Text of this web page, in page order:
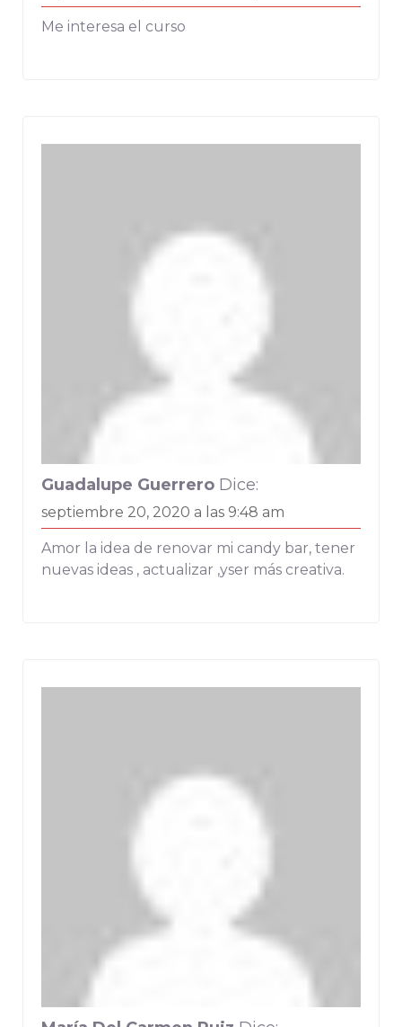
Me interesa el curso
Guadalupe Guerrero Dice:
septiembre 20, 2020 a las 9:48 am
Amor la idea de renovar mi candy bar, tener
nuevas ideas , actualizar ,yser más creativa.